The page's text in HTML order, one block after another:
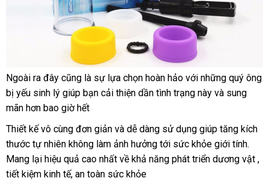
Tập
luyện
theo
cơ
chế
vật
lý
trị
Úc
Ngoài ra đây Hàn
Quốc
cũng là sự lựa chọn hoàn hảo đặt
hàng
với địa
chỉ
những quý ông
bị yếu sinh lý giúp bạn cải thiện dần tình trạng này phản
và sung
mãn hơn bao giờ hết
Thiết kế vô cùng đơn giản phụ
kiện
và dễ dàng sử dụng giúp tăng kích
thước tự nhiên không làm ảnh hưởng tới sức khỏe giới tính
hàng
.
Mang lại hiệu quả cao nhất về khả năng phát triển dương vật ,
tiết kiệm kinh tếđấu
, an toàn sức khỏe